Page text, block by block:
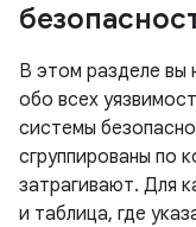
В этом разделе
обо всех
системы
сгруппированы по
затрагивают. Для
и таблица, где